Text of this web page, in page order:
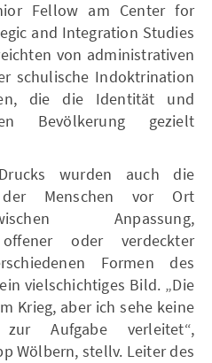
Fellow am Center for
and Integration Studies
von administrativen
schulische Indoktrination
die die Identität und
Bevölkerung gezielt
wurden auch die
der Menschen vor Ort
Anpassung,
offener oder verdeckter
Formen des
vielschichtiges Bild. „Die
Krieg, aber ich sehe keine
Aufgabe verleitet“,
Wölbern, stellv. Leiter des